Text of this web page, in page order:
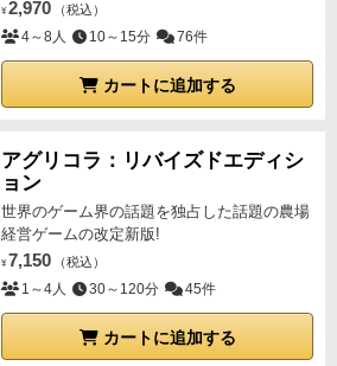
¥ 2,970 （税込）
4～8人 10～15分 76件
カートに追加する
アグリコラ：リバイズドエディシ
ョン
世界のゲーム界の話題を独占した話題の農場
経営ゲームの改定新版!
¥ 7,150 （税込）
1～4人 30～120分 45件
カートに追加する